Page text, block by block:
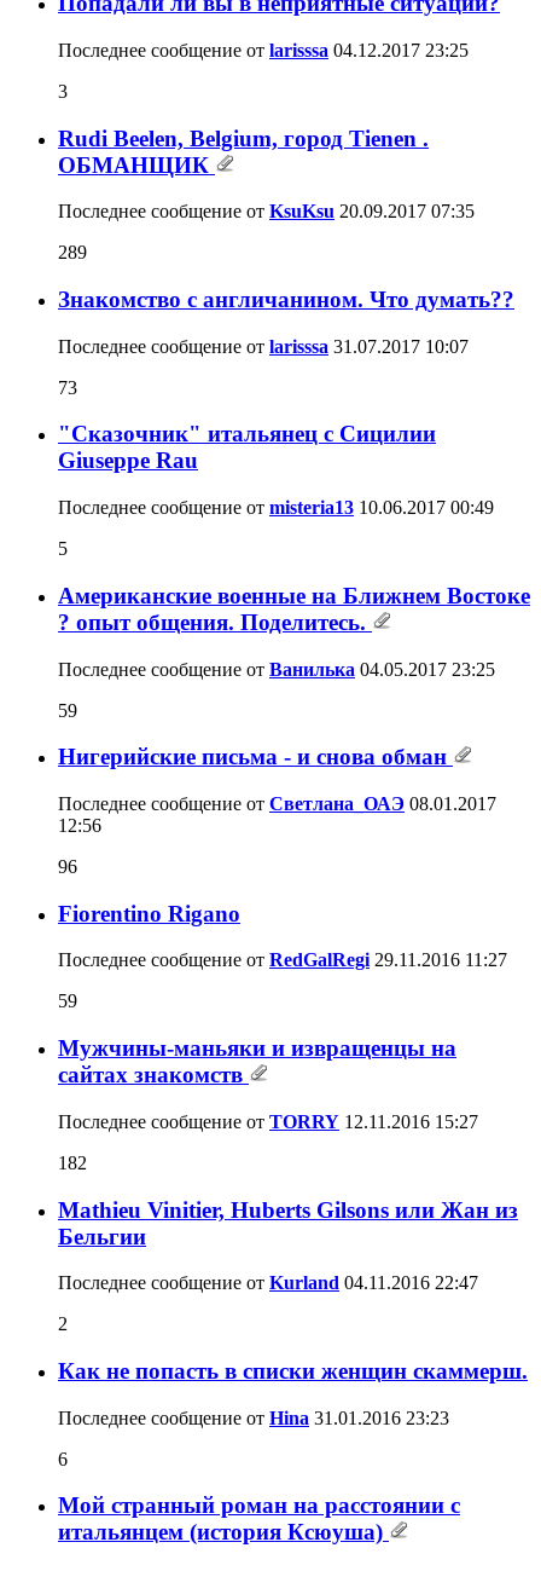
Последнее сообщение от larisssa 04.12.2017 23:25
3
Rudi Beelen, Belgium, город Tienen .
ОБМАНЩИК
Последнее сообщение от KsuKsu 20.09.2017 07:35
289
Знакомство с англичанином. Что думать??
Последнее сообщение от larisssa 31.07.2017 10:07
73
"Сказочник" итальянец с Сицилии
Giuseppe Rau
Последнее сообщение от misteria13 10.06.2017 00:49
5
Американские военные на Ближнем Востоке
? опыт общения. Поделитесь.
Последнее сообщение от Ванилька 04.05.2017 23:25
59
Нигерийские письма - и снова обман
Последнее сообщение от Светлана_ОАЭ 08.01.2017
12:56
96
Fiorentino Rigano
Последнее сообщение от RedGalRegi 29.11.2016 11:27
59
Мужчины-маньяки и извращенцы на
сайтах знакомств
Последнее сообщение от TORRY 12.11.2016 15:27
182
Mathieu Vinitier, Huberts Gilsons или Жан из
Бельгии
Последнее сообщение от Kurland 04.11.2016 22:47
2
Как не попасть в списки женщин скаммерш.
Последнее сообщение от Hina 31.01.2016 23:23
6
Мой странный роман на расстоянии с
итальянцем (история Ксюуша)